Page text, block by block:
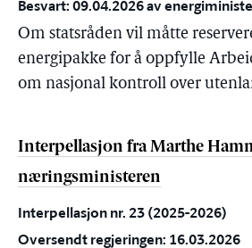
Besvart: 09.04.2026 av
Om statsråden vil måtte
energipakke for å oppfylle
om nasjonal kontroll over
Interpellasjon fra Marthe
næringsministeren
Interpellasjon nr. 23 (2025-2026)
Oversendt regjeringen: 16.03.2026